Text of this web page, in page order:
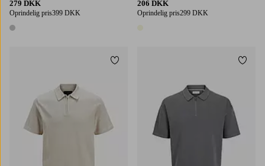
279 DKK
Oprindelig pris399 DKK
1 farve
206 DKK
Oprindelig pris299 DKK
Tilføj til favoritter